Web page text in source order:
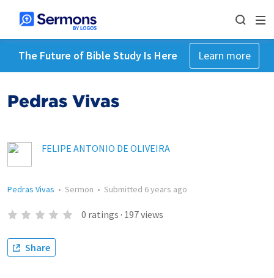
The Future of Bible Study Is Here Learn more
Pedras Vivas
FELIPE ANTONIO DE OLIVEIRA
Pedras Vivas • Sermon • Submitted 6 years ago
0 ratings · 197views
Share